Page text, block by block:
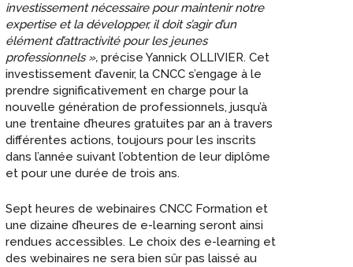
investissement nécessaire pour maintenir notre
expertise et la développer, il doit s’agir d’un
élément d’attractivité pour les jeunes
professionnels »,précise Yannick OLLIVIER. Cet
investissement d’avenir, la CNCC s’engage à le
prendre significativement en charge pour la
nouvelle génération de professionnels, jusqu’à
une trentaine d’heures gratuites par an à travers
différentes actions, toujours pour les inscrits
dans l’année suivant l’obtention de leur diplôme
et pour une durée de trois ans.
Sept heures de webinaires CNCC Formation et
une dizaine d’heures de e-learning seront ainsi
rendues accessibles. Le choix des e-learning et
des webinaires ne sera bien sûr pas laissé au